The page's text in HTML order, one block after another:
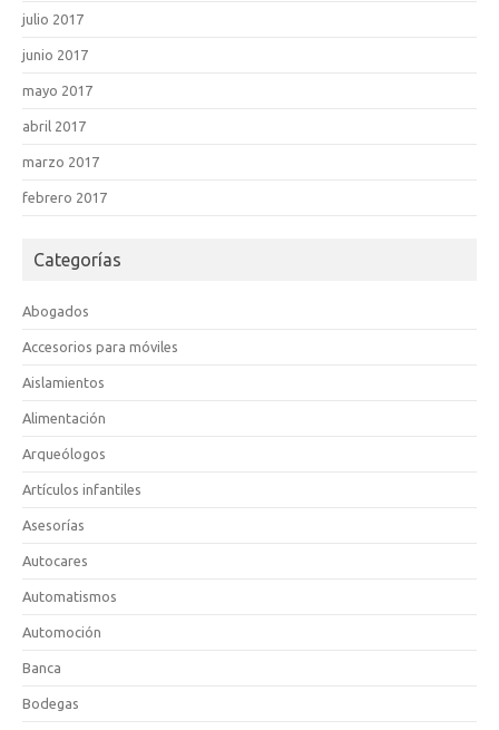
julio 2017
junio 2017
mayo 2017
abril 2017
marzo 2017
febrero 2017
Categorías
Abogados
Accesorios para móviles
Aislamientos
Alimentación
Arqueólogos
Artículos infantiles
Asesorías
Autocares
Automatismos
Automoción
Banca
Bodegas